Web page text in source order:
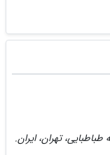
تهران، ایران.